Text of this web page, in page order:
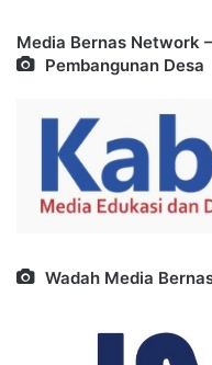
Media Bernas Network
Pembangunan Desa
Wadah Media